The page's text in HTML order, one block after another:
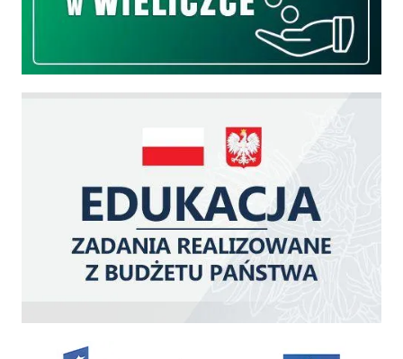
Zakup fabrycznie nowego, średniego samochodu ratowniczo-gaśniczego z